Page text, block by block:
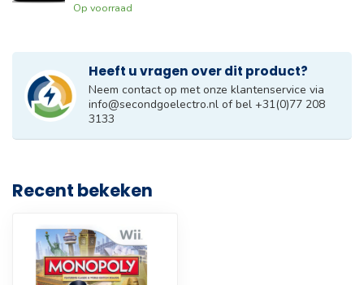
Op voorraad
Heeft u vragen over dit product?
Neem contact op met onze klantenservice via
info@secondgoelectro.nl of bel +31(0)77 208
3133
Recent bekeken